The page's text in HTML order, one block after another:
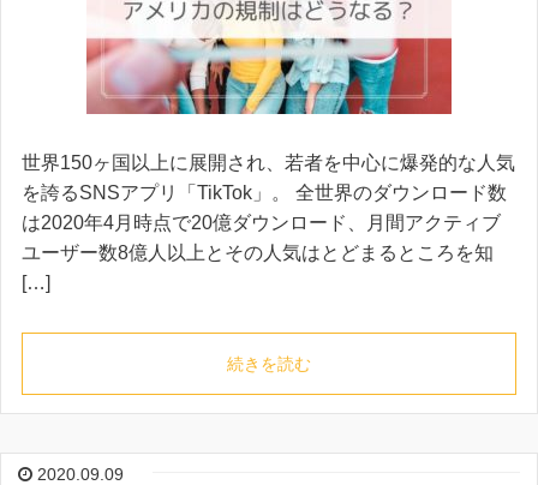
世界150ヶ国以上に展開され、若者を中心に爆発的な人気
を誇るSNSアプリ「TikTok」。 全世界のダウンロード数
は2020年4月時点で20億ダウンロード、月間アクティブ
ユーザー数8億人以上とその人気はとどまるところを知
[…]
続きを読む
2020.09.09